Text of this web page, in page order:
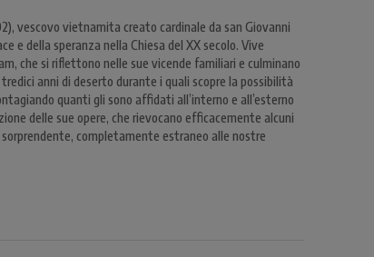
vescovo vietnamita creato cardinale da san Giovanni
e della speranza nella Chiesa del XX secolo. Vive
che si riflettono nelle sue vicende familiari e culminano
anni di deserto durante i quali scopre la possibilità
quanti gli sono affidati all’interno e all’esterno
delle sue opere, che rievocano efficacemente alcuni
completamente estraneo alle nostre